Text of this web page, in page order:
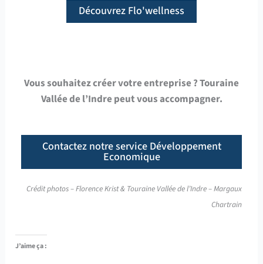
Découvrez Flo'wellness
Vous souhaitez créer votre entreprise ? Touraine
Vallée de l’Indre peut vous accompagner.
Contactez notre service Développement
Economique
Crédit photos – Florence Krist & Touraine Vallée de l’Indre – Margaux
Chartrain
J’aime ça :